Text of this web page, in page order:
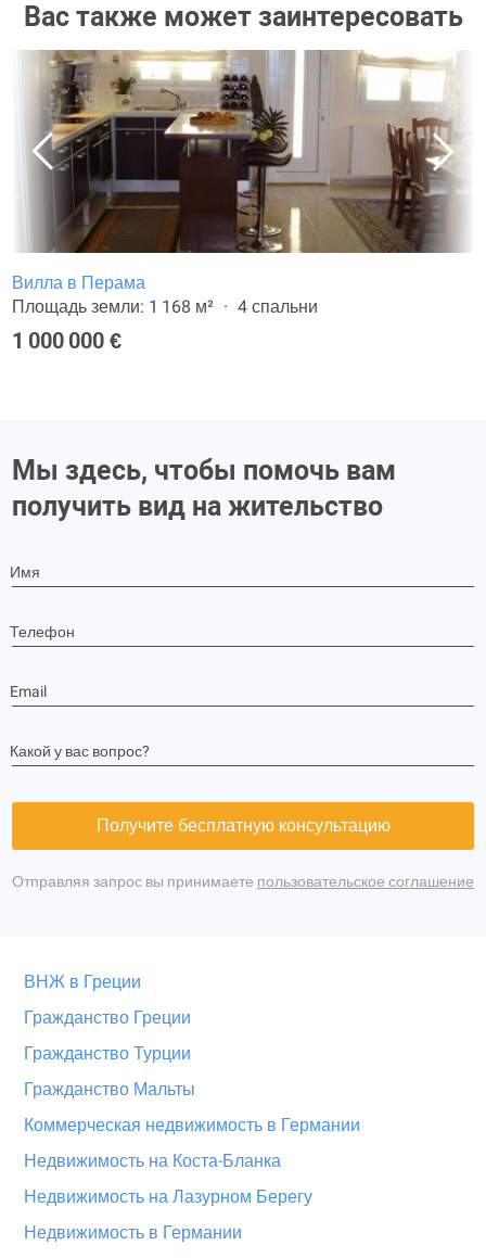
Вас также может заинтересовать
Вилла в Перама
Площадь земли: 1 168 м²
4 спальни
1 000 000 €
Мы здесь, чтобы помочь вам
получить вид на жительство
Имя
Телефон
Email
Какой у вас вопрос?
Получите бесплатную консультацию
Отправляя запрос вы принимаете пользовательское соглашение
ВНЖ в Греции
Гражданство Греции
Гражданство Турции
Гражданство Мальты
Коммерческая недвижимость в Германии
Недвижимость на Коста-Бланка
Недвижимость на Лазурном Берегу
Недвижимость в Германии